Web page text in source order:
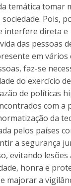
temática tomar
Pois,
interfere direta e
das pessoas
em vários
faz-se
do exercício
de políticas
com a
da
pelos países
a segurança
evitando lesões
honra e
majorar a